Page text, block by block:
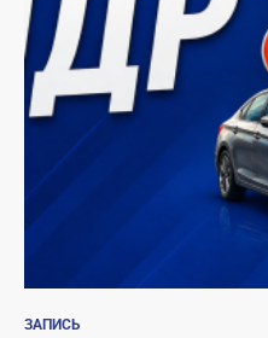
ЗАПИСЬ